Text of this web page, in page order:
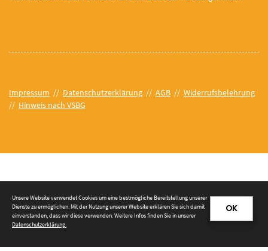
Impressum // Datenschutzerklärung // AGB // Widerrufsbelehrung
// Hinweis nach VSBG
OK
Unsere Website verwendet Cookies um eine bestmögliche Bereitstellung unserer
Dienste zu ermöglichen. Mit der Nutzung unserer Website erklären Sie sich damit
einverstanden, dass wir diese verwenden. Weitere Infos finden Sie in unserer
Datenschutzerklärung.